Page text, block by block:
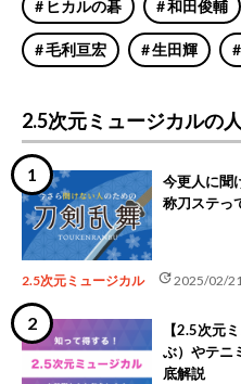
ヒカルの碁 和田俊輔
毛利亘宏 生田輝
2.5次元ミュージカルの
今更人に聞
称刀ステっ
2.5次元ミュージカル update2025/02/
【2.5次元
ぶ）やテニ
底解説